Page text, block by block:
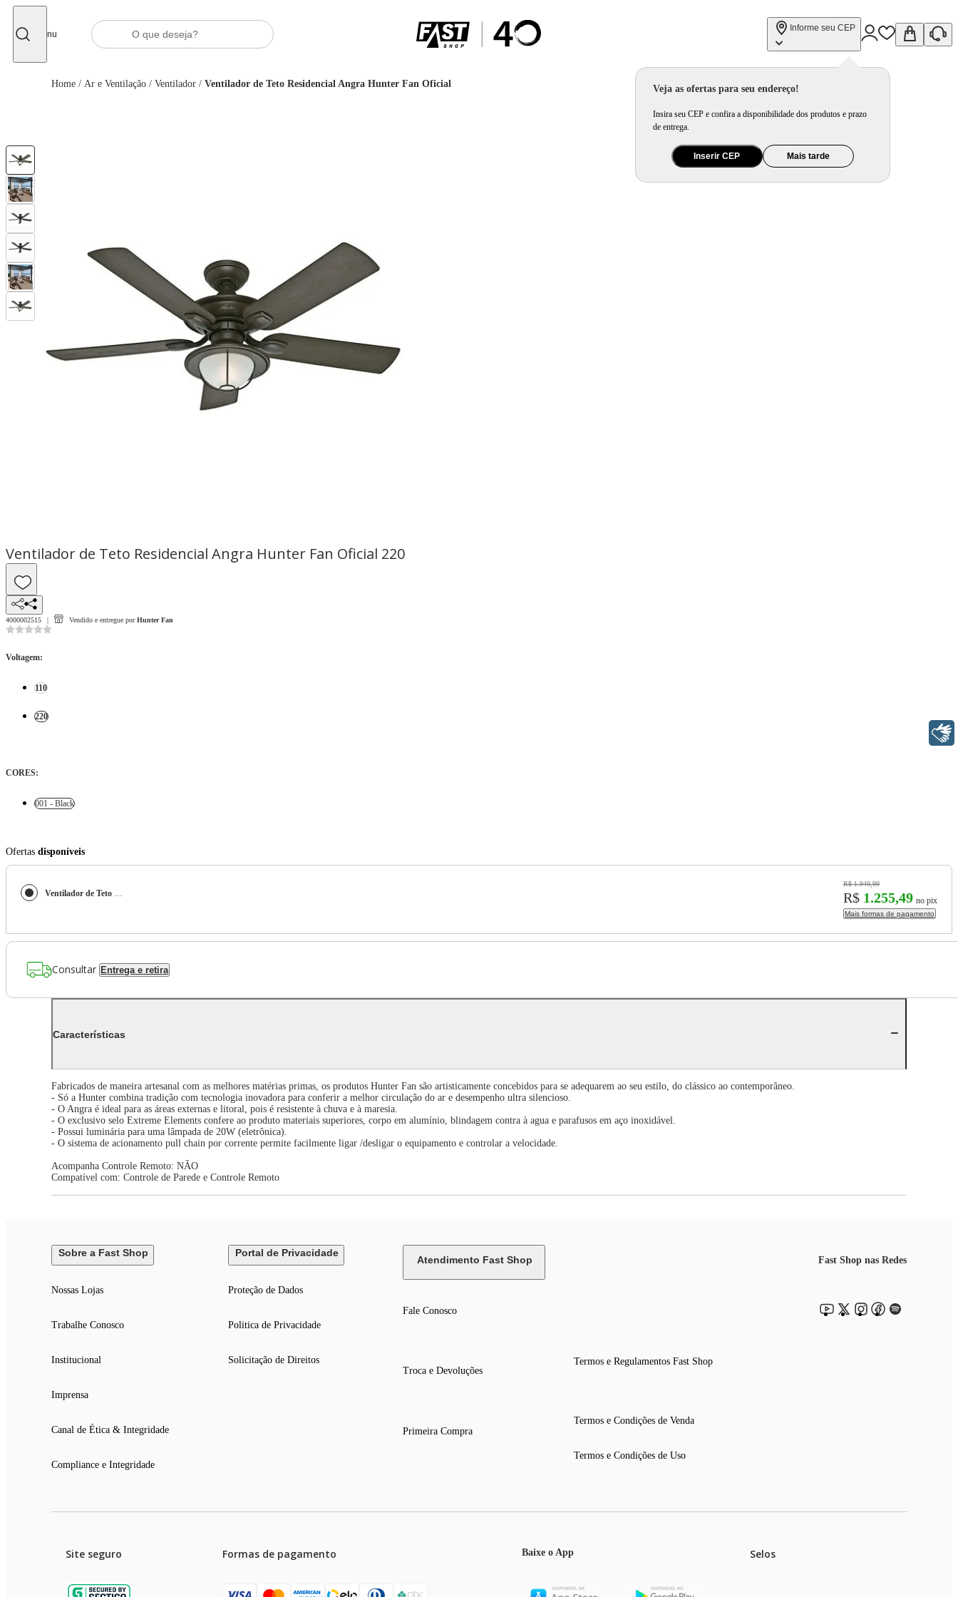
Menu
Informe seu CEP
Veja as ofertas para seu endereço!
Insira seu CEP e confira a disponibilidade dos produtos e prazo
de entrega.
Inserir CEP Mais tarde
Home / Ar e Ventilação / Ventilador / Ventilador de Teto Residencial Angra Hunter Fan Oficial
Ventilador de Teto Residencial Angra Hunter Fan Oficial 220
4000002515 Vendido e entregue por Hunter Fan
Voltagem:
110
220
CORES:
001 - Black
Ofertas disponíveis
Ventilador de Teto Residencial Angra Hunter Fan Oficial
R$ 1.949,99
R$ 1.255,49 no pix
Mais formas de pagamento
Consultar Entrega e retira
Características
Fabricados de maneira artesanal com as melhores matérias primas, os produtos Hunter Fan são artisticamente concebidos para se adequarem ao seu estilo, do clássico ao contemporâneo.
- Só a Hunter combina tradição com tecnologia inovadora para conferir a melhor circulação do ar e desempenho ultra silencioso.
- O Angra é ideal para as áreas externas e litoral, pois é resistente à chuva e à maresia.
- O exclusivo selo Extreme Elements confere ao produto materiais superiores, corpo em alumínio, blindagem contra à agua e parafusos em aço inoxidável.
- Possui luminária para uma lâmpada de 20W (eletrônica).
- O sistema de acionamento pull chain por corrente permite facilmente ligar /desligar o equipamento e controlar a velocidade.
Acompanha Controle Remoto: NÃO
Compatível com: Controle de Parede e Controle Remoto
Sobre a Fast Shop
Nossas Lojas
Trabalhe Conosco
Institucional
Imprensa
Canal de Ética & Integridade
Compliance e Integridade
Portal de Privacidade
Proteção de Dados
Politica de Privacidade
Solicitação de Direitos
Atendimento Fast Shop
Fale Conosco
Troca e Devoluções
Primeira Compra
Termos e Regulamentos Fast Shop
Termos e Condições de Venda
Termos e Condições de Uso
Fast Shop nas Redes
Site seguro Formas de pagamento Baixe o App Selos